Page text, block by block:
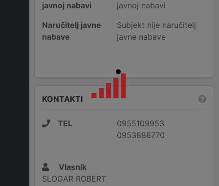
javnoj nabavi
javnoj nabavi
Naručitelj javne
nabave
Subjekt nije naručitelj
javne nabave
KONTAKTI
TEL
0955109953
0953888770
Vlasnik
SLOGAR ROBERT